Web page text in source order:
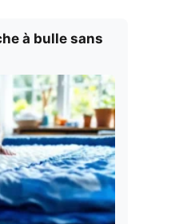
à bulle sans